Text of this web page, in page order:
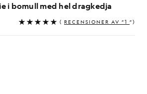
i bomull med hel dragkedja
( RECENSIONER AV ”1 ”)